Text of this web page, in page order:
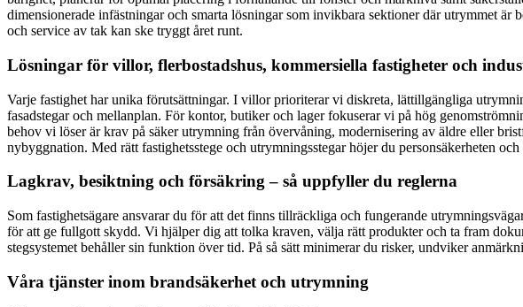
dimensionerade infästningar och smarta lösningar som invikbara sektioner där utrymmet
och service av tak kan ske tryggt året runt.
Lösningar för villor, flerbostadshus, kommersiella fastigheter och
Varje fastighet har unika förutsättningar. I villor prioriterar vi diskreta, lättillgängliga
fasadstegar och mellanplan. För kontor, butiker och lager fokuserar vi på hög
behov vi löser är krav på säker utrymning från övervåning, modernisering av äldre eller
nybyggnation. Med rätt fastighetsstege och utrymningsstegar höjer du personsäkerheten
Lagkrav, besiktning och försäkring – så uppfyller du reglerna
Som fastighetsägare ansvarar du för att det finns tillräckliga och fungerande
för att ge fullgott skydd. Vi hjälper dig att tolka kraven, välja rätt produkter och ta fram
stegsystemet behåller sin funktion över tid. På så sätt minimerar du risker, undviker
Våra tjänster inom brandsäkerhet och utrymning